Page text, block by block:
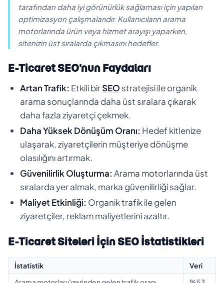
tarafından daha iyi görünürlük sağlaması için yapılan
optimizasyon çalışmalarıdır. Kullanıcıların arama
motorlarında ürün veya hizmet arayışı yaparken,
sitenizin üst sıralarda çıkmasını hedefler.
E-Ticaret SEO'nun Faydaları
Artan Trafik: Etkili birSEO stratejisi ile organik
arama sonuçlarında daha üst sıralara çıkarak
daha fazla ziyaretçi çekmek.
Daha Yüksek Dönüşüm Oranı: Hedef kitlenize
ulaşarak, ziyaretçilerin müşteriye dönüşme
olasılığını artırmak.
Güvenilirlik Oluşturma: Arama motorlarında üst
sıralarda yer almak, marka güvenilirliği sağlar.
Maliyet Etkinliği: Organik trafik ile gelen
ziyaretçiler, reklam maliyetlerini azaltır.
E-Ticaret Siteleri İçin SEO İstatistikleri
İstatistik
Veri